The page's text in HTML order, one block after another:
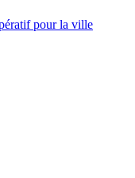
pour la ville